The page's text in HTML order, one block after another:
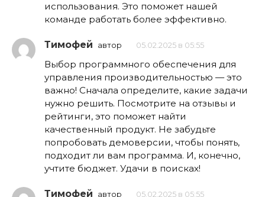
использования. Это поможет нашей
команде работать более эффективно.
Тимофей автор 05.02.2025 в 05:55
Выбор программного обеспечения для
управления производительностью — это
важно! Сначала определите, какие задачи
нужно решить. Посмотрите на отзывы и
рейтинги, это поможет найти
качественный продукт. Не забудьте
попробовать демоверсии, чтобы понять,
подходит ли вам программа. И, конечно,
учтите бюджет. Удачи в поисках!
Тимофей автор 05.02.2025 в 05:55